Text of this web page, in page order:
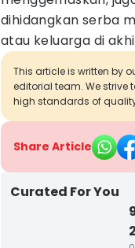
dihidangkan serba
atau keluarga di
This article is written by
editorial team. We strive
high standards of
Share Article
Curated For You